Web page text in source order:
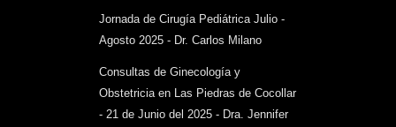
Jornada de Cirugía Pediátrica Julio -
Agosto 2025 - Dr. Carlos Milano
Consultas de Ginecología y
Obstetricia en Las Piedras de Cocollar
- 21 de Junio del 2025 - Dra. Jennifer